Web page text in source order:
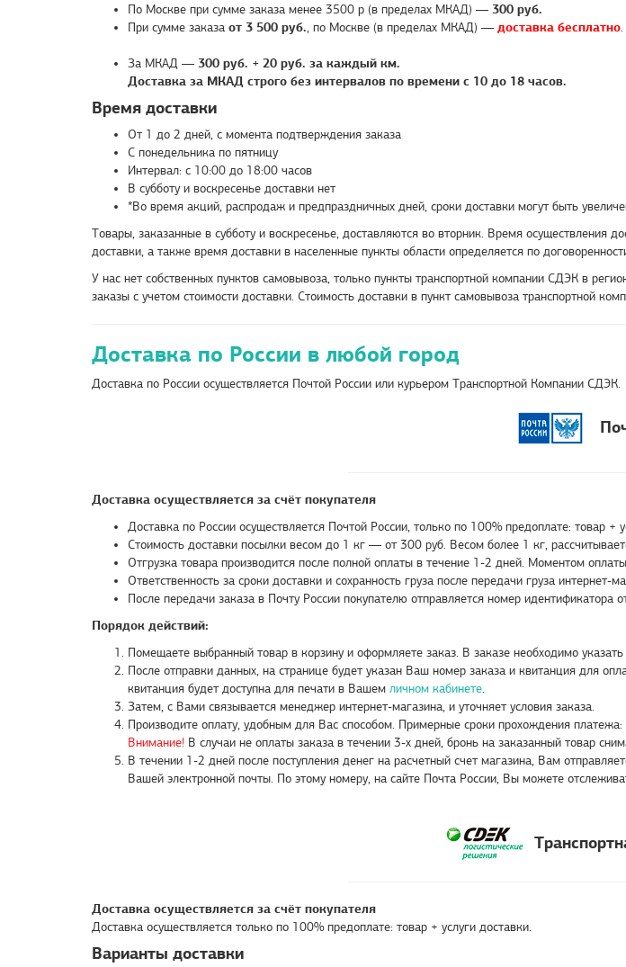
По Москве при сумме заказа менее 3500 р (в пределах МКАД) — 300 руб.
При сумме заказа от 3 500 руб., по Москве (в пределах МКАД) — доставка бесплатно.
За МКАД — 300 руб. + 20 руб. за каждый км.
Доставка за МКАД строго без интервалов по времени с 10 до 18 часов.
Время доставки
От 1 до 2 дней, с момента подтверждения заказа
С понедельника по пятницу
Интервал: с 10:00 до 18:00 часов
В субботу и воскресенье доставки нет
*Во время акций, распродаж и предпраздничных дней, сроки доставки могут быть
Товары, заказанные в субботу и воскресенье, доставляются во вторник. Время осуществления
доставки, а также время доставки в населенные пункты области определяется по
У нас нет собственных пунктов самовывоза, только пункты транспортной компании СДЭК в
заказы с учетом стоимости доставки. Стоимость доставки в пункт самовывоза транспортной
Доставка по России в любой город
Доставка по России осуществляется Почтой России или курьером Транспортной Компании СДЭК.
Доставка осуществляется за счёт покупателя
Доставка по России осуществляется Почтой России, только по 100% предоплате: товар +
Стоимость доставки посылки весом до 1 кг — от 300 руб. Весом более 1 кг,
Отгрузка товара производится после полной оплаты в течение 1-2 дней. Моментом
Ответственность за сроки доставки и сохранность груза после передачи груза интернет-
После передачи заказа в Почту России покупателю отправляется номер идентификатора
Порядок действий:
Помещаете выбранный товар в корзину и оформляете заказ. В заказе необходимо
После отправки данных, на странице будет указан Ваш номер заказа и квитанция для
квитанция будет доступна для печати в Вашем личном кабинете.
Затем, с Вами связывается менеджер интернет-магазина, и уточняет условия заказа.
Производите оплату, удобным для Вас способом. Примерные сроки прохождения
Внимание! В случаи не оплаты заказа в течении 3-х дней, бронь на заказанный товар
В течении 1-2 дней после поступления денег на расчетный счет магазина, Вам
Вашей электронной почты. По этому номеру, на сайте Почта России, Вы можете
Доставка осуществляется за счёт покупателя
Доставка осуществляется только по 100% предоплате: товар + услуги доставки.
Варианты доставки